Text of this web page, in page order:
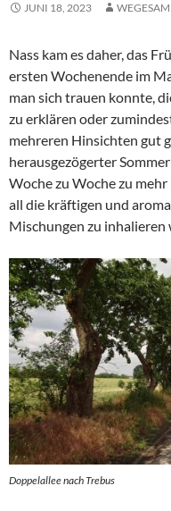
JUNI 18, 2023
Nass kam es daher, das
ersten Wochenende im
man sich trauen konnte,
zu erklären oder
mehreren Hinsichten gut
herausgezögerter
Woche zu Woche zu
all die kräftigen und
Mischungen zu inhalieren
Doppelallee nach Trebus